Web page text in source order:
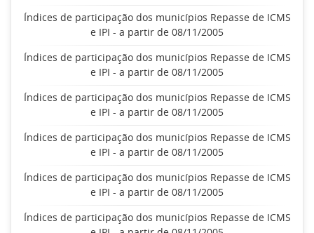
Índices de participação dos municípios Repasse de ICMS
e IPI - a partir de 08/11/2005
Índices de participação dos municípios Repasse de ICMS
e IPI - a partir de 08/11/2005
Índices de participação dos municípios Repasse de ICMS
e IPI - a partir de 08/11/2005
Índices de participação dos municípios Repasse de ICMS
e IPI - a partir de 08/11/2005
Índices de participação dos municípios Repasse de ICMS
e IPI - a partir de 08/11/2005
Índices de participação dos municípios Repasse de ICMS